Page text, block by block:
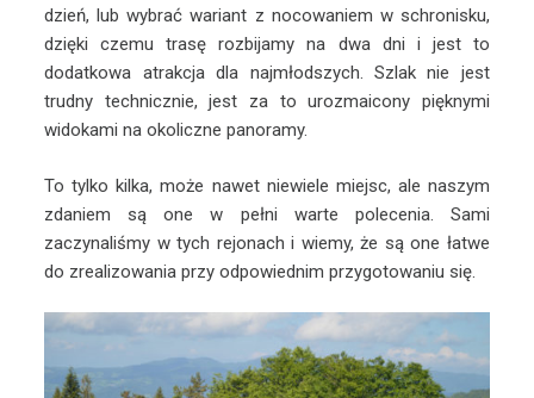
dzień, lub wybrać wariant z nocowaniem w schronisku,
dzięki czemu trasę rozbijamy na dwa dni i jest to
dodatkowa atrakcja dla najmłodszych. Szlak nie jest
trudny technicznie, jest za to urozmaicony pięknymi
widokami na okoliczne panoramy.
To tylko kilka, może nawet niewiele miejsc, ale naszym
zdaniem są one w pełni warte polecenia. Sami
zaczynaliśmy w tych rejonach i wiemy, że są one łatwe
do zrealizowania przy odpowiednim przygotowaniu się.